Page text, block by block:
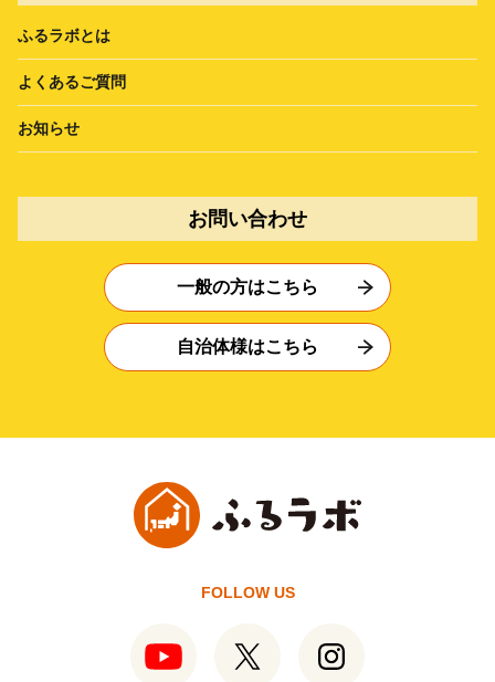
ふるラボとは
よくあるご質問
お知らせ
お問い合わせ
一般の方はこちら
自治体様はこちら
FOLLOW US